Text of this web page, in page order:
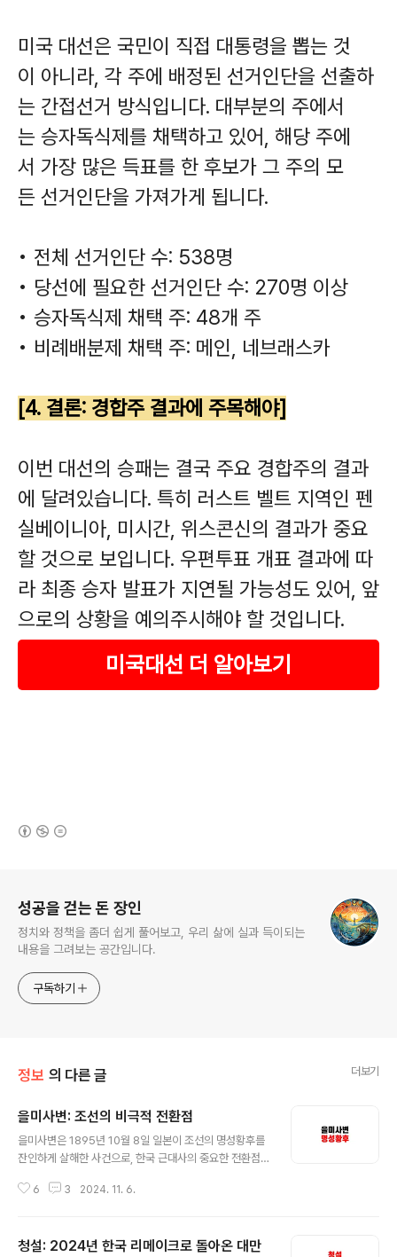
미국 대선은 국민이 직접 대통령을 뽑는 것
이 아니라, 각 주에 배정된 선거인단을 선출하
는 간접선거 방식입니다. 대부분의 주에서
는 승자독식제를 채택하고 있어, 해당 주에
서 가장 많은 득표를 한 후보가 그 주의 모
든 선거인단을 가져가게 됩니다.
• 전체 선거인단 수: 538명
• 당선에 필요한 선거인단 수: 270명 이상
• 승자독식제 채택 주: 48개 주
• 비례배분제 채택 주: 메인, 네브래스카
[4. 결론: 경합주 결과에 주목해야]
이번 대선의 승패는 결국 주요 경합주의 결과
에 달려있습니다. 특히 러스트 벨트 지역인 펜
실베이니아, 미시간, 위스콘신의 결과가 중요
할 것으로 보입니다. 우편투표 개표 결과에 따
라 최종 승자 발표가 지연될 가능성도 있어, 앞
으로의 상황을 예의주시해야 할 것입니다.
미국대선 더 알아보기
성공을 걷는 돈 장인
정치와 정책을 좀더 쉽게 풀어보고, 우리 삶에 실과 득이되는
내용을 그려보는 공간입니다.
구독하기
정보 의 다른 글 더보기
을미사변: 조선의 비극적 전환점
을미사변은 1895년 10월 8일 일본이 조선의 명성황후를
잔인하게 살해한 사건으로, 한국 근대사의 중요한 전환점
한 충격적인 사건으로, 그 영향은 오늘날까지 이어지고 있
정세가 급변하면서 일본은 조선에 대한 영향력을 강화하고
6 3 2024. 11. 6.
청설: 2024년 한국 리메이크로 돌아온 대만